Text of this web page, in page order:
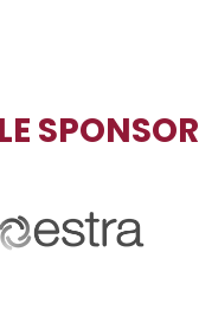
SPONSOR